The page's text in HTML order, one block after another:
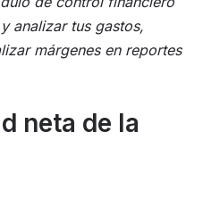
analizar tus gastos,
márgenes en reportes
neta de la